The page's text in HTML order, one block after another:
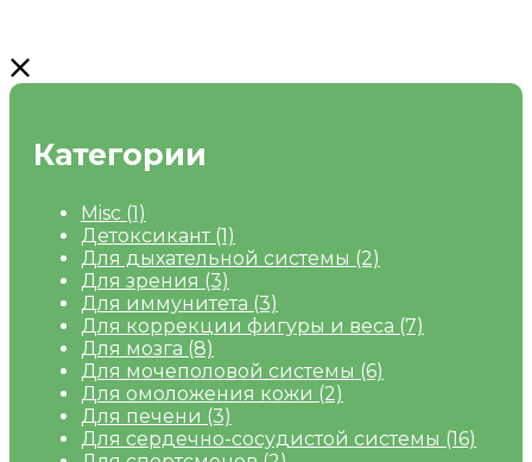
Категории
Misc (1)
Детоксикант (1)
Для дыхательной системы (2)
Для зрения (3)
Для иммунитета (3)
Для коррекции фигуры и веса (7)
Для мозга (8)
Для мочеполовой системы (6)
Для омоложения кожи (2)
Для печени (3)
Для сердечно-сосудистой системы (16)